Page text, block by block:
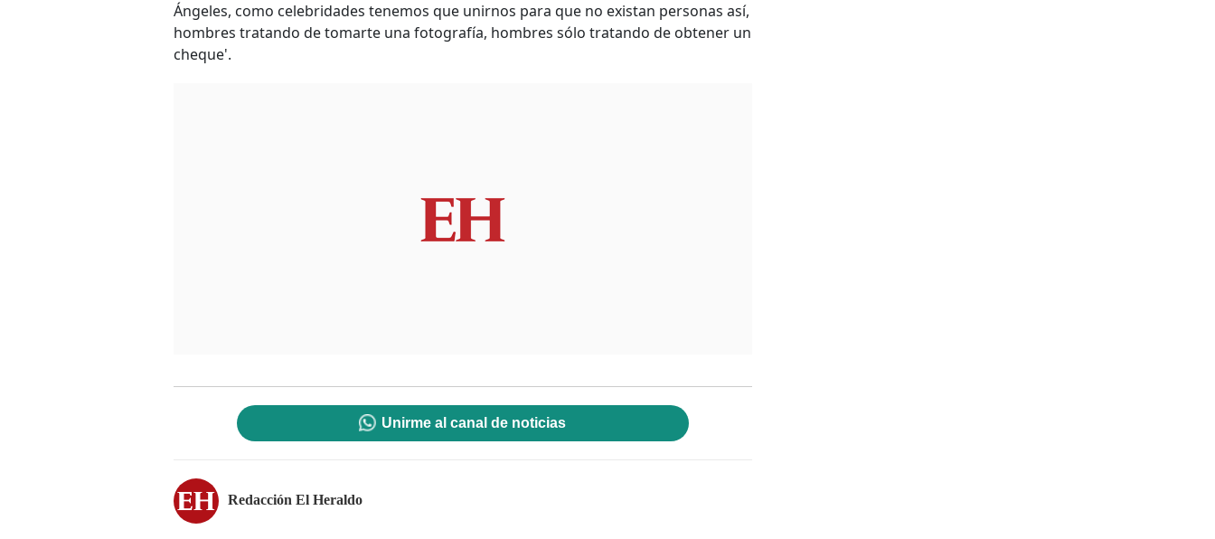
Ángeles, como celebridades tenemos que unirnos para que no existan personas así,
hombres tratando de tomarte una fotografía, hombres sólo tratando de obtener un
cheque'.
Unirme al canal de noticias
Redacción El Heraldo